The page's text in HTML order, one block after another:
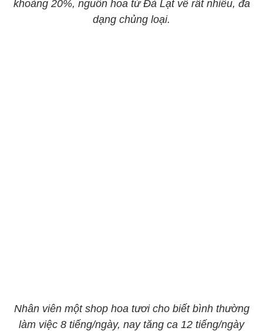
khoảng 20%, nguồn hoa từ Đà Lạt về rất nhiều, đa
dạng chủng loại.
Nhân viên một shop hoa tươi cho biết bình thường
làm việc 8 tiếng/ngày, nay tăng ca 12 tiếng/ngày